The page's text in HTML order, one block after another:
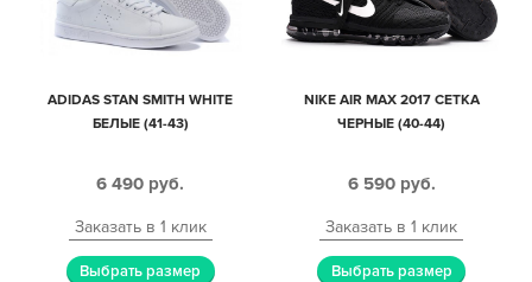
ADIDAS STAN SMITH WHITE
БЕЛЫЕ (41-43)
6 490 руб.
Заказать в 1 клик
Выбрать размер
NIKE AIR MAX 2017 СЕТКА
ЧЕРНЫЕ (40-44)
6 590 руб.
Заказать в 1 клик
Выбрать размер